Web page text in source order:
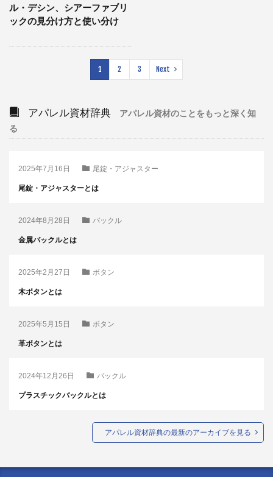
ル・デシン、シアーファブリ
ックの見分け方と使い分け
1 2 3 Next
アパレル資材辞典
アパレル資材のことをもっと深く知
る
2025年7月16日 尾錠・アジャスター
尾錠・アジャスターとは
2024年8月28日 バックル
金属バックルとは
2025年2月27日 ボタン
木ボタンとは
2025年5月15日 ボタン
革ボタンとは
2024年12月26日 バックル
プラスチックバックルとは
アパレル資材辞典の最新のアーカイブを見る